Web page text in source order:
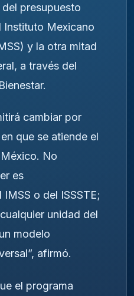
presupuesto
Instituto Mexicano
y la otra mitad
a través del
cambiar por
que se atiende el
No
es
o del ISSSTE;
unidad del
modelo
afirmó.
el programa